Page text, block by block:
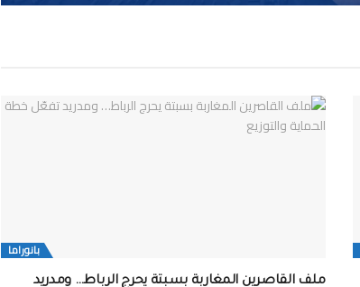
بانوراما
ملف القاصرين المغاربة بسبتة يحرج الرباط… ومدريد